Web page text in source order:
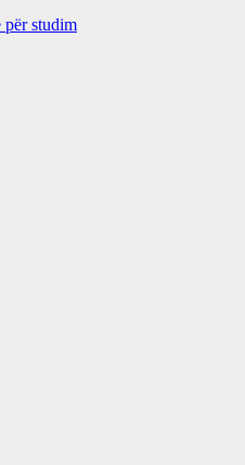
për studim